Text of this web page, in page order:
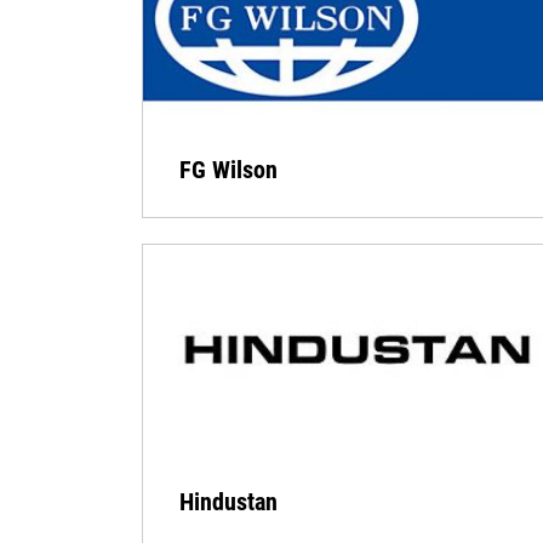
FG Wilson
Hindustan